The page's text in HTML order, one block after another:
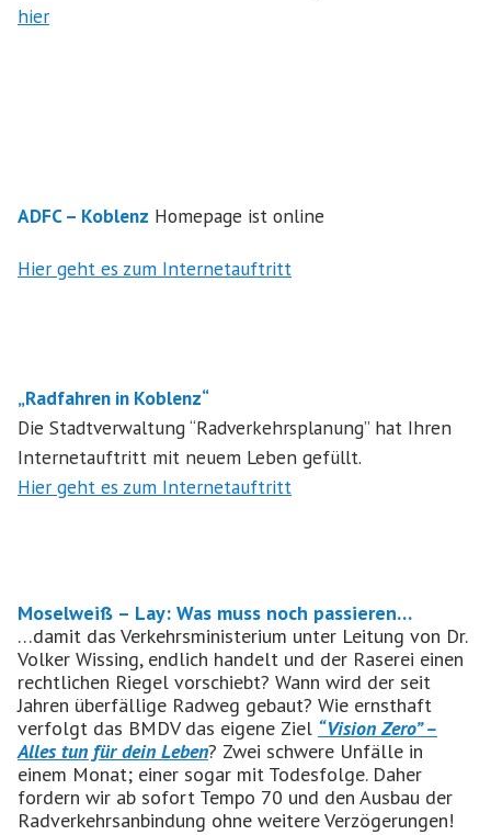
hier
ADFC – Koblenz Homepage ist online
Hier geht es zum Internetauftritt
„Radfahren in Koblenz“
Die Stadtverwaltung “Radverkehrsplanung” hat Ihren
Internetauftritt mit neuem Leben gefüllt.
Hier geht es zum Internetauftritt
Moselweiß – Lay: Was muss noch passieren…
…damit das Verkehrsministerium unter Leitung von Dr.
Volker Wissing, endlich handelt und der Raserei einen
rechtlichen Riegel vorschiebt? Wann wird der seit
Jahren überfällige Radweg gebaut? Wie ernsthaft
verfolgt das BMDV das eigene Ziel “Vision Zero” –
Alles tun für dein Leben? Zwei schwere Unfälle in
einem Monat; einer sogar mit Todesfolge. Daher
fordern wir ab sofort Tempo 70 und den Ausbau der
Radverkehrsanbindung ohne weitere Verzögerungen!